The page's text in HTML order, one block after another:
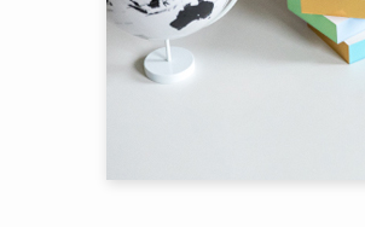
おしゃれなペンケ